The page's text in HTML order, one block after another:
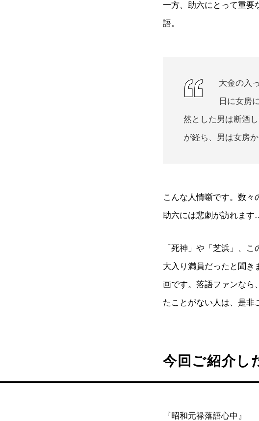
一方、助六にとって重要
語。
大金の入
日に女房
然とした男は断酒
が経ち、男は女房
こんな人情噺です。数々
助六には悲劇が訪れます
「死神」や「芝浜」、
大入り満員だったと聞き
画です。落語ファンなら
たことがない人は、是非
今回ご紹介し
『昭和元禄落語心中』